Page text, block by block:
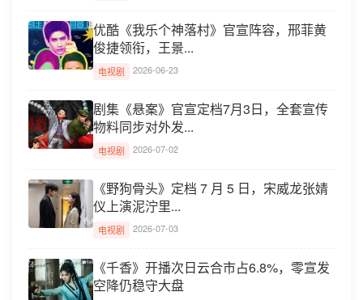
优酷《我乐个神落村》官宣阵容，邢菲黄
俊捷领衔，王景...
电视剧 2026-06-23
剧集《悬案》官宣定档7月3日，全套宣传
物料同步对外发...
电视剧 2026-07-02
《野狗骨头》定档 7 月 5 日，宋威龙张婧
仪上演泥泞里...
电视剧 2026-07-03
《千香》开播次日云合市占6.8%，零宣发
空降仍稳守大盘